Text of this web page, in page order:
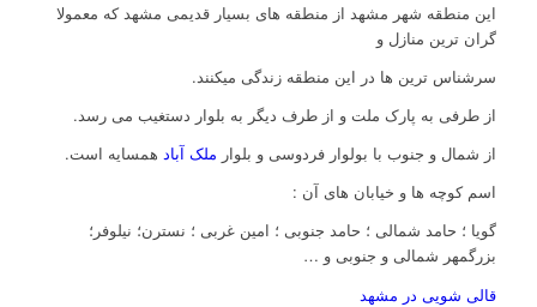
این منطقه شهر مشهد از منطقه های بسیار قدیمی مشهد که معمولا
گران ترین منازل و
سرشناس ترین ها در این منطقه زندگی میکنند.
از طرفی به پارک ملت و از طرف دیگر به بلوار دستغیب می رسد.
از شمال و جنوب با بولوار فردوسی و بلوار ملک آبادهمسایه است.
اسم کوچه ها و خیابان های آن :
گویا ؛ حامد شمالی ؛ حامد جنوبی ؛ امین غربی ؛ نسترن؛ نیلوفر؛
بزرگمهر شمالی و جنوبی و …
قالی شویی در مشهد